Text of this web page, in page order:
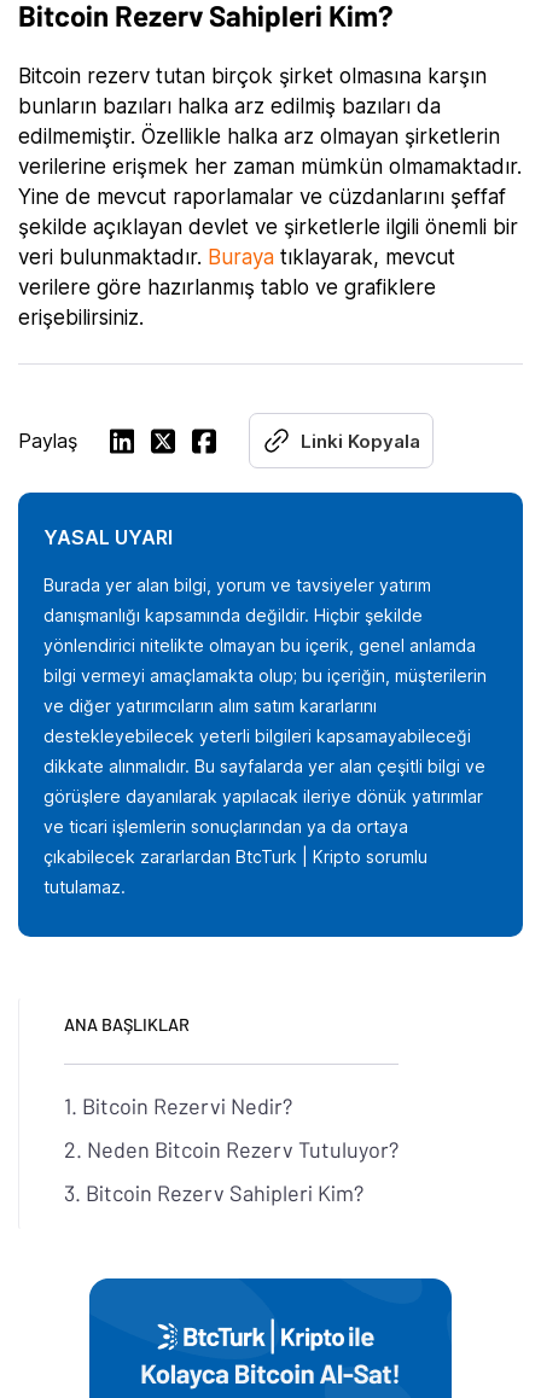
Bitcoin Rezerv Sahipleri Kim?
Bitcoin rezerv tutan birçok şirket olmasına karşın
bunların bazıları halka arz edilmiş bazıları da
edilmemiştir. Özellikle halka arz olmayan şirketlerin
verilerine erişmek her zaman mümkün olmamaktadır.
Yine de mevcut raporlamalar ve cüzdanlarını şeffaf
şekilde açıklayan devlet ve şirketlerle ilgili önemli bir
veri bulunmaktadır. Buraya tıklayarak, mevcut
verilere göre hazırlanmış tablo ve grafiklere
erişebilirsiniz.
Paylaş Linki Kopyala
YASAL UYARI
Burada yer alan bilgi, yorum ve tavsiyeler yatırım
danışmanlığı kapsamında değildir. Hiçbir şekilde
yönlendirici nitelikte olmayan bu içerik, genel anlamda
bilgi vermeyi amaçlamakta olup; bu içeriğin, müşterilerin
ve diğer yatırımcıların alım satım kararlarını
destekleyebilecek yeterli bilgileri kapsamayabileceği
dikkate alınmalıdır. Bu sayfalarda yer alan çeşitli bilgi ve
görüşlere dayanılarak yapılacak ileriye dönük yatırımlar
ve ticari işlemlerin sonuçlarından ya da ortaya
çıkabilecek zararlardan BtcTurk | Kripto sorumlu
tutulamaz.
ANA BAŞLIKLAR
Bitcoin Rezervi Nedir?
Neden Bitcoin Rezerv Tutuluyor?
Bitcoin Rezerv Sahipleri Kim?